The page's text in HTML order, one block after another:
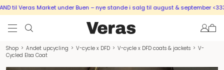
til Veras Market under Buen – nye stande i salg til august & september <333
Shop > Andet upcycling > V-cycle x DFD > V-cycle x DFD coats & jackets > V-
Cycled Elsa Coat